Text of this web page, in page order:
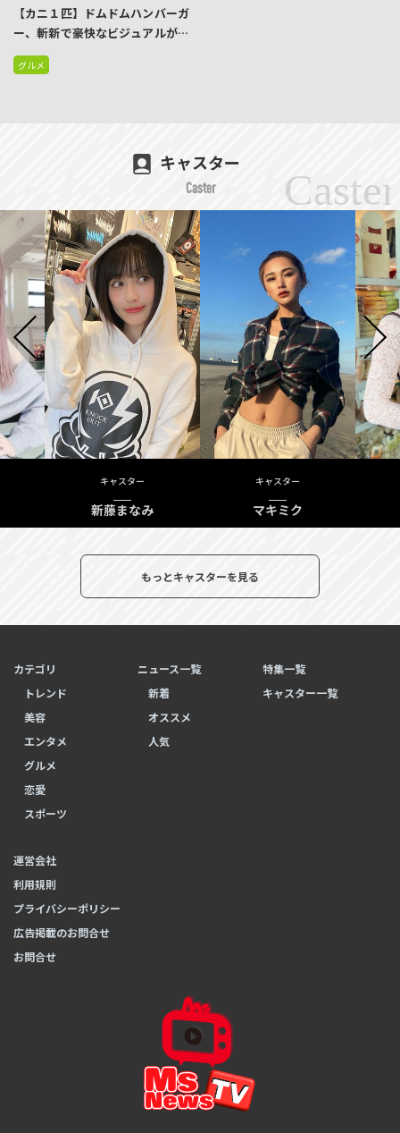
【カニ１匹】ドムドムハンバーガ
ー、斬新で豪快なビジュアルが話
題の『丸ごと!!カニバーガー』販
売開始 早くも完売続出のもよう
グルメ
キャスター
Caster
キャスター
新藤まなみ
キャスター
マキミク
もっとキャスターを見る
カテゴリ
トレンド
美容
エンタメ
グルメ
恋愛
スポーツ
ニュース一覧
新着
オススメ
人気
特集一覧
キャスター一覧
運営会社
利用規則
プライバシーポリシー
広告掲載のお問合せ
お問合せ